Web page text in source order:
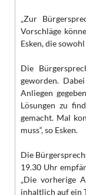
„Zur
Vorschläge
Esken, die
Die
geworden.
Anliegen
Lösungen zu
gemacht. Mal
muss“, so Esken.
Die
19.30 Uhr
„Die vorherige
inhaltlich auf ein